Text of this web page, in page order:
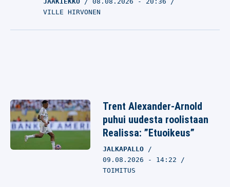
VILLE HIRVONEN
Trent Alexander-Arnold
puhui uudesta roolistaan
Realissa: ”Etuoikeus”
JALKAPALLO
09.08.2026 - 14:22
TOIMITUS